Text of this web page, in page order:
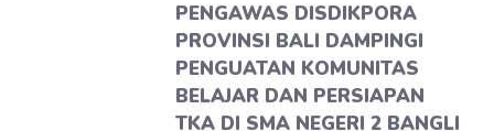
PENGAWAS DISDIKPORA
PROVINSI BALI DAMPINGI
PENGUATAN KOMUNITAS
BELAJAR DAN PERSIAPAN
TKA DI SMA NEGERI 2 BANGLI